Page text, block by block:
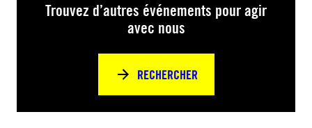
Trouvez d’autres événements pour agir
avec nous
RECHERCHER